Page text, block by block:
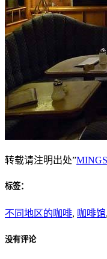
转载请注明出处”
标签：
不同地区的咖啡, 咖啡馆,
没有评论